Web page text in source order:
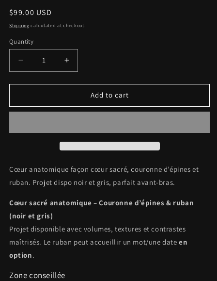
Regular
price
$99.00 USD
Shipping calculated at checkout.
Quantity
Decrease
quantity
for
–
anatomique
+
(noir
gris)
Increase
quantity
for
Réservation
–
anatomique
+
ruban)
(noir
gris)
Add to cart
Cœur anatomique façon cœur sacré, couronne d’épines et
ruban. Projet dispo noir et gris, parfait avant-bras.
Cœur sacré anatomique – Couronne d’épines & ruban
(noir et gris)
Projet disponible avec volumes, textures et contrastes
maîtrisés. Le ruban peut accueillir un mot/une dateen
option.
Zone conseillée